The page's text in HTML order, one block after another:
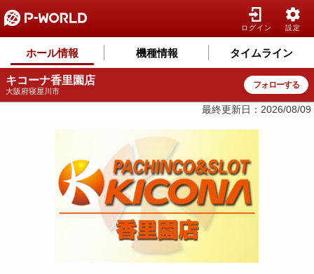
ログイン 設定
ホール情報 機種情報 タイムライン
キコーナ香里園店
大阪府寝屋川市
フォローする
最終更新日：2026/08/09